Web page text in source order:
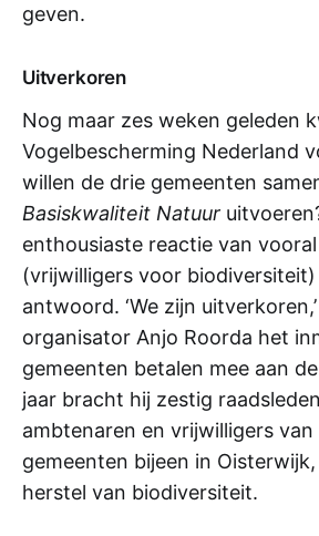
geven.
Uitverkoren
Nog maar zes weken geleden
Vogelbescherming Nederland
willen de drie gemeenten
Basiskwaliteit Natuur
enthousiaste reactie van
(vrijwilligers voor
antwoord. ‘We zijn
organisator Anjo Roorda het
gemeenten betalen mee aan
jaar bracht hij zestig
ambtenaren en vrijwilligers van
gemeenten bijeen in
herstel van biodiversiteit.